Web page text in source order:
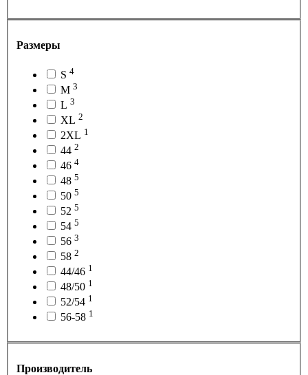
Размеры
S 4
M 3
L 3
XL 2
2XL 1
44 2
46 4
48 5
50 5
52 5
54 5
56 3
58 2
44/46 1
48/50 1
52/54 1
56-58 1
Производитель